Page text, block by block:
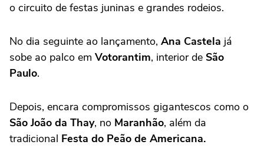
o circuito de festas juninas e grandes rodeios.
No dia seguinte ao lançamento, Ana Castela já
sobe ao palco em Votorantim, interior de São
Paulo.
Depois, encara compromissos gigantescos como o
São João da Thay, no Maranhão, além da
tradicional Festa do Peão de Americana.